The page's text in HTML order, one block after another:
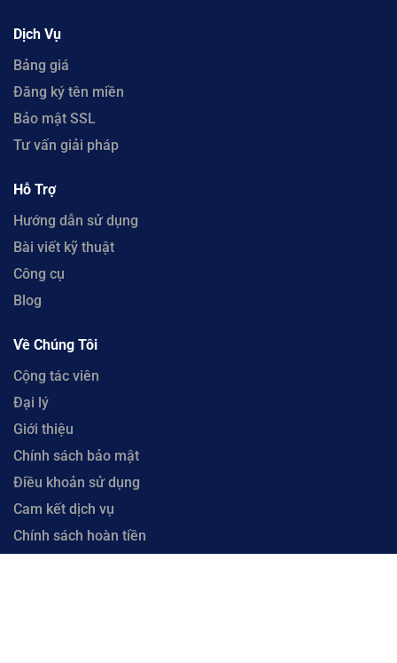
Dịch Vụ
Bảng giá
Đăng ký tên miền
Bảo mật SSL
Tư vấn giải pháp
Hỗ Trợ
Hướng dẫn sử dụng
Bài viết kỹ thuật
Công cụ
Blog
Về Chúng Tôi
Cộng tác viên
Đại lý
Giới thiệu
Chính sách bảo mật
Điều khoản sử dụng
Cam kết dịch vụ
Chính sách hoàn tiền